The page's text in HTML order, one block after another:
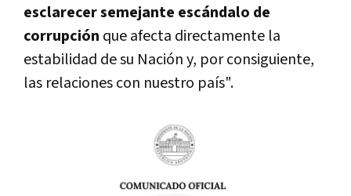
esclarecer semejante escándalo de
corrupción que afecta directamente la
estabilidad de su Nación y, por consiguiente,
las relaciones con nuestro país".